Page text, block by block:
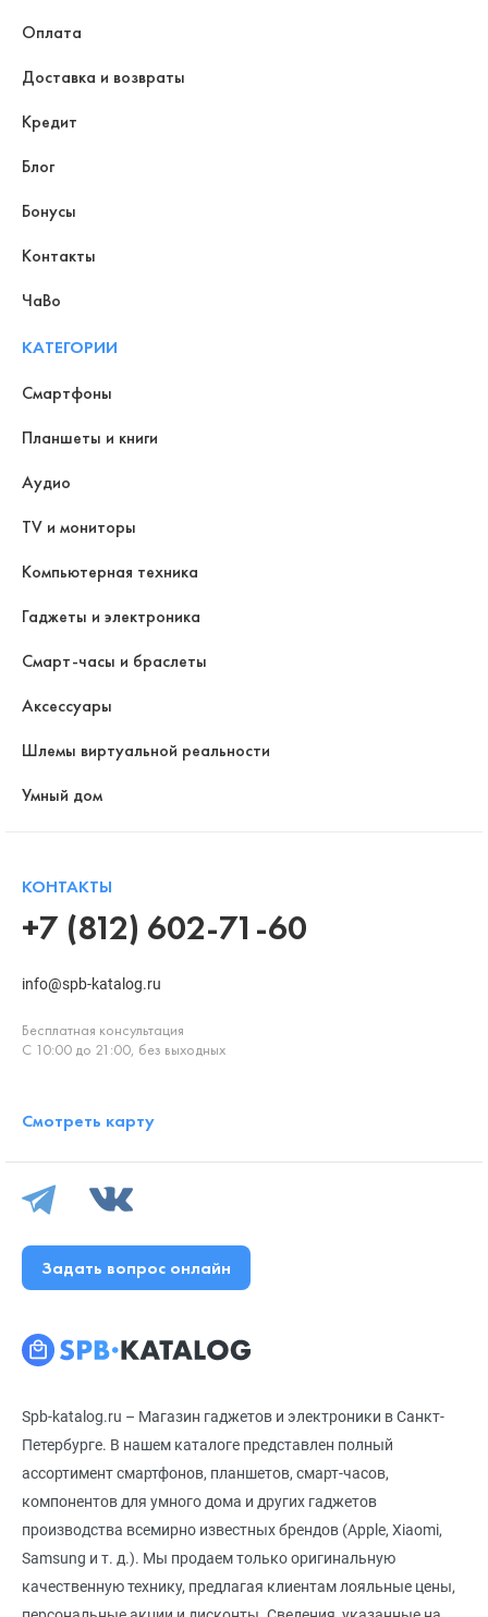
Spb-katalog.ru – Магазин гаджетов и электроники в Санкт-
Петербурге. В нашем каталоге представлен полный
ассортимент смартфонов, планшетов, смарт-часов,
компонентов для умного дома и других гаджетов
производства всемирно известных брендов (Apple, Xiaomi,
Samsung и т. д.). Мы продаем только оригинальную
качественную технику, предлагая клиентам лояльные цены,
Оплата
Доставка и возвраты
Кредит
Блог
Бонусы
Контакты
ЧаВо
КАТЕГОРИИ
Смартфоны
Планшеты и книги
Аудио
TV и мониторы
Компьютерная техника
Гаджеты и электроника
Смарт-часы и браслеты
Аксессуары
Шлемы виртуальной реальности
Умный дом
КОНТАКТЫ
+7 (812) 602-71-60
info@spb-katalog.ru
Бесплатная консультация
С 10:00 до 21:00, без выходных
Смотреть карту
Задать вопрос онлайн